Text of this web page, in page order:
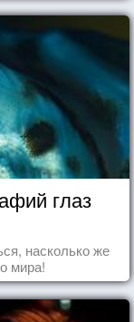
глаз
насколько же
мира!